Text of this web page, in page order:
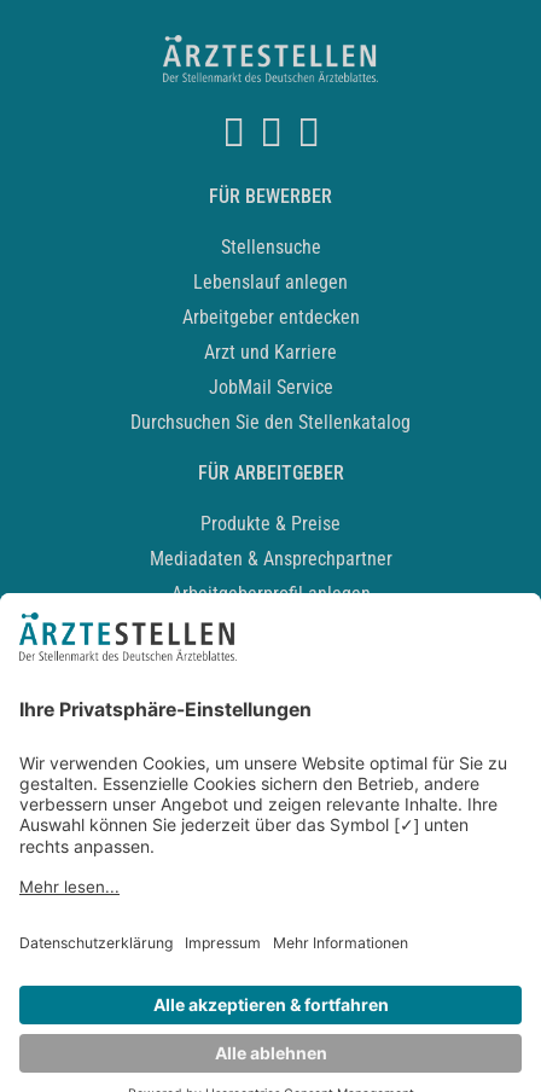
FÜR BEWERBER
Stellensuche
Lebenslauf anlegen
Arbeitgeber entdecken
Arzt und Karriere
JobMail Service
Durchsuchen Sie den Stellenkatalog
FÜR ARBEITGEBER
Produkte & Preise
Mediadaten & Ansprechpartner
Arbeitgeberprofil anlegen
Recruiting-Podcast
Kontakt
Datenschutz
Newsletter